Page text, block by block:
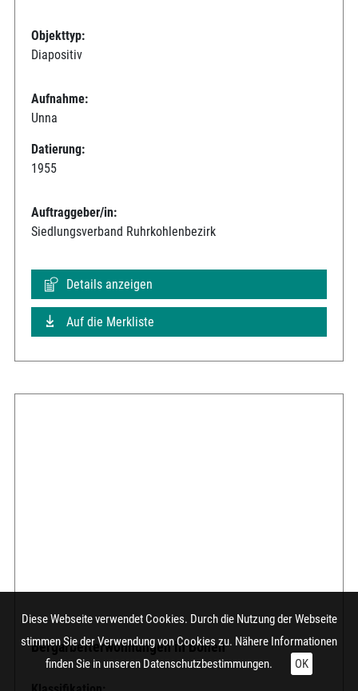
Objekttyp:
Diapositiv
Aufnahme:
Unna
Datierung:
1955
Auftraggeber/in:
Siedlungsverband Ruhrkohlenbezirk
Details anzeigen
Auf die Merkliste
Bergarbeiterwohnungen in Bönen
Diese Webseite verwendet Cookies. Durch die Nutzung der Webseite
stimmen Sie der Verwendung von Cookies zu. Nähere Informationen
finden Sie in unseren Datenschutzbestimmungen. OK